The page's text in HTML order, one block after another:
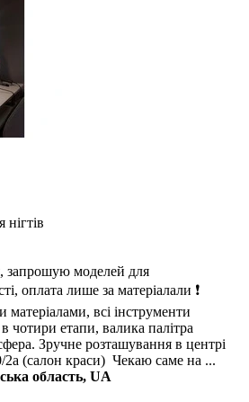
запрошую моделей для
оплата лише за матеріалали ❗
всі інструменти
чотири етапи, валика палітра
Зручне розташування в центрі
2а (салон краси) Чекаю саме на ...
область, UA